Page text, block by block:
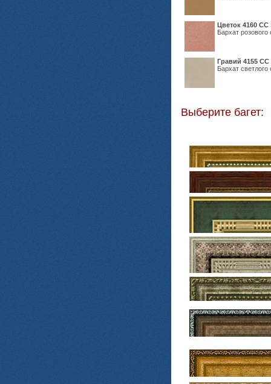
Цветок 4160 СС
Бархат розового
Гравий 4155 СС
Бархат светлого
Выберите багет: